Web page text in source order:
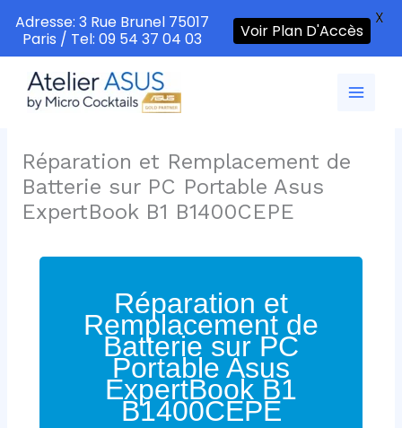
contenu
Réparation et Remplacement de
Batterie sur PC Portable Asus
ExpertBook B1 B1400CEPE
Réparation et
Remplacement de
Batterie sur PC
Portable Asus
ExpertBook B1
B1400CEPE
Adresse: 3 Rue Brunel 75017
Paris / Tel: 09 54 37 04 03
Voir Plan D'Accès
X